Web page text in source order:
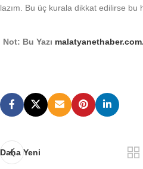
lazım. Bu üç kurala dikkat edilirse bu
Not: Bu Yazı
Daha Yeni